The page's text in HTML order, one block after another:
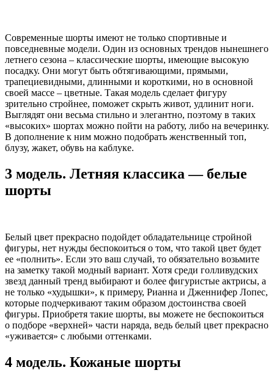
Современные шорты имеют не только спортивные и
повседневные модели. Один из основных трендов нынешнего
летнего сезона – классические шорты, имеющие высокую
посадку. Они могут быть обтягивающими, прямыми,
трапециевидными, длинными и короткими, но в основной
своей массе – цветные. Такая модель сделает фигуру
зрительно стройнее, поможет скрыть живот, удлинит ноги.
Выглядят они весьма стильно и элегантно, поэтому в таких
«высоких» шортах можно пойти на работу, либо на вечеринку.
В дополнение к ним можно подобрать женственный топ,
блузу, жакет, обувь на каблуке.
3 модель. Летняя классика — белые
шорты
Белый цвет прекрасно подойдет обладательнице стройной
фигуры, нет нужды беспокоиться о том, что такой цвет будет
ее «полнить». Если это ваш случай, то обязательно возьмите
на заметку такой модный вариант. Хотя среди голливудских
звезд данный тренд выбирают и более фигуристые актрисы, а
не только «худышки», к примеру, Рианна и Дженнифер Лопес,
которые подчеркивают таким образом достоинства своей
фигуры. Приобретя такие шорты, вы можете не беспокоиться
о подборе «верхней» части наряда, ведь белый цвет прекрасно
«уживается» с любыми оттенками.
4 модель. Кожаные шорты